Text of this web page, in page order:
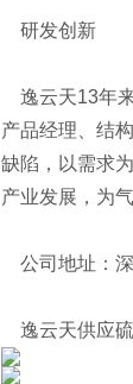
研发创新
逸云天13年
产品经理、结
缺陷，以需求
产业发展，为
公司地址：深
逸云天供应